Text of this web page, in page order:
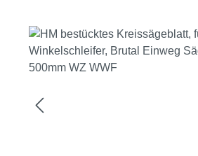
Bildergalerie überspringen